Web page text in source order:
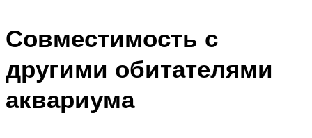
Совместимость с
другими обитателями
аквариума